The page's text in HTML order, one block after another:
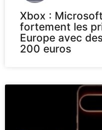
Xbox :
fortement les
Europe avec
200 euros